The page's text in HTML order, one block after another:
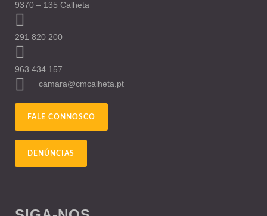
9370 – 135 Calheta
291 820 200
963 434 157
camara@cmcalheta.pt
FALE CONNOSCO
DENÚNCIAS